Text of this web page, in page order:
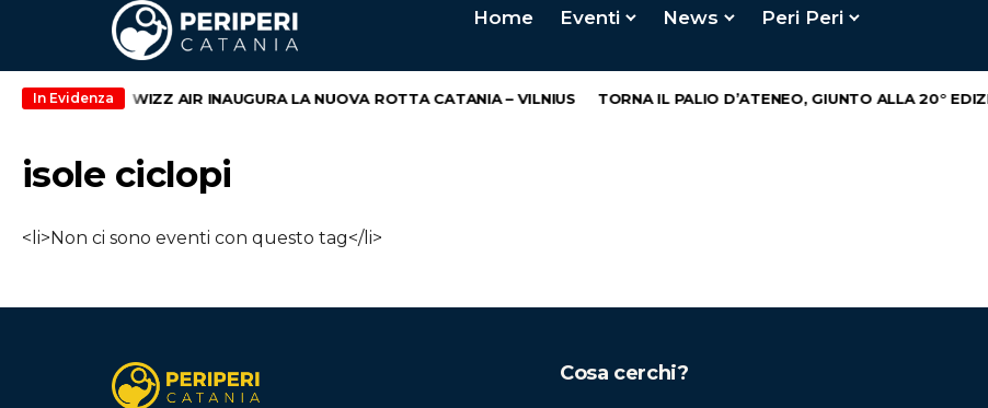
Home Eventi News Peri Peri
In Evidenza
di maggio WIZZ AIR INAUGURA LA NUOVA ROTTA CATANIA – VILNIUS TORNA IL PALIO D’ATENEO, GIUNTO ALLA 20°
isole ciclopi
<li>Non ci sono eventi con questo tag</li>
Cosa cerchi?